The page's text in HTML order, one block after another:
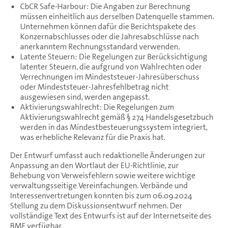
CbCR Safe-Harbour: Die Angaben zur Berechnung
müssen einheitlich aus derselben Datenquelle stammen.
Unternehmen können dafür die Berichtspakete des
Konzernabschlusses oder die Jahresabschlüsse nach
anerkanntem Rechnungsstandard verwenden.
Latente Steuern: Die Regelungen zur Berücksichtigung
latenter Steuern, die aufgrund von Wahlrechten oder
Verrechnungen im Mindeststeuer-Jahresüberschuss
oder Mindeststeuer-Jahresfehlbetrag nicht
ausgewiesen sind, werden angepasst.
Aktivierungswahlrecht: Die Regelungen zum
Aktivierungswahlrecht gemäß § 274 Handelsgesetzbuch
werden in das Mindestbesteuerungssystem integriert,
was erhebliche Relevanz für die Praxis hat.
Der Entwurf umfasst auch redaktionelle Änderungen zur
Anpassung an den Wortlaut der EU-Richtlinie, zur
Behebung von Verweisfehlern sowie weitere wichtige
verwaltungsseitige Vereinfachungen. Verbände und
Interessenvertretungen konnten bis zum 06.09.2024
Stellung zu dem Diskussionsentwurf nehmen. Der
vollständige Text des Entwurfs ist auf der Internetseite des
BMF verfügbar.